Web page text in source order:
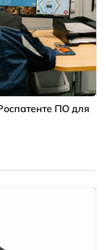
ПО для